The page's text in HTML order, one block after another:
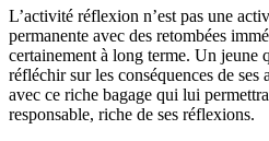
L’activité réflexion n’est pas une
permanente avec des retombées
certainement à long terme. Un jeune
réfléchir sur les conséquences de ses
avec ce riche bagage qui lui
responsable, riche de ses réflexions.